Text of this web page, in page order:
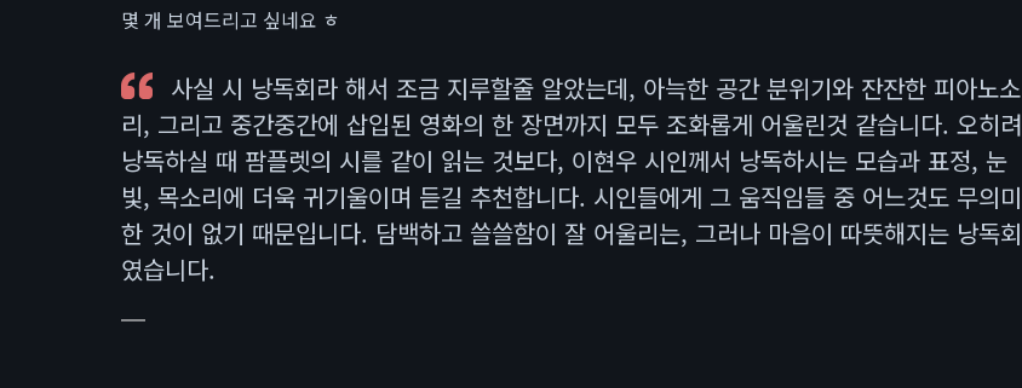
몇 개 보여드리고 싶네요 ㅎ
사실 시 낭독회라 해서 조금 지루할줄 알았는데, 아늑한 공간 분위기와 잔잔한 피아노소
리, 그리고 중간중간에 삽입된 영화의 한 장면까지 모두 조화롭게 어울린것 같습니다. 오히려
낭독하실 때 팜플렛의 시를 같이 읽는 것보다, 이현우 시인께서 낭독하시는 모습과 표정, 눈
빛, 목소리에 더욱 귀기울이며 듣길 추천합니다. 시인들에게 그 움직임들 중 어느것도 무의미
한 것이 없기 때문입니다. 담백하고 쓸쓸함이 잘 어울리는, 그러나 마음이 따뜻해지는 낭독회
였습니다.